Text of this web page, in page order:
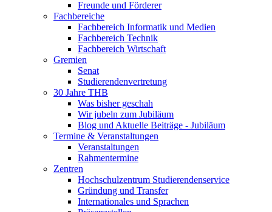
Freunde und Förderer
Fachbereiche
Fachbereich Informatik und Medien
Fachbereich Technik
Fachbereich Wirtschaft
Gremien
Senat
Studierendenvertretung
30 Jahre THB
Was bisher geschah
Wir jubeln zum Jubiläum
Blog und Aktuelle Beiträge - Jubiläum
Termine & Veranstaltungen
Veranstaltungen
Rahmentermine
Zentren
Hochschulzentrum Studierendenservice
Gründung und Transfer
Internationales und Sprachen